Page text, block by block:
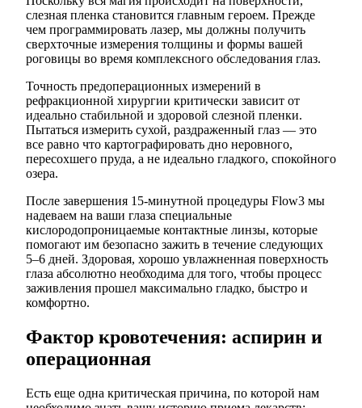
слезная пленка становится главным героем. Прежде
чем программировать лазер, мы должны получить
сверхточные измерения толщины и формы вашей
роговицы во время комплексного обследования глаз.
Точность предоперационных измерений в
рефракционной хирургии критически зависит от
идеально стабильной и здоровой слезной пленки.
Пытаться измерить сухой, раздраженный глаз — это
все равно что картографировать дно неровного,
пересохшего пруда, а не идеально гладкого, спокойного
озера.
После завершения 15-минутной процедуры Flow3 мы
надеваем на ваши глаза специальные
кислородопроницаемые контактные линзы, которые
помогают им безопасно зажить в течение следующих
5–6 дней. Здоровая, хорошо увлажненная поверхность
глаза абсолютно необходима для того, чтобы процесс
заживления прошел максимально гладко, быстро и
комфортно.
Фактор кровотечения: аспирин и
операционная
Есть еще одна критическая причина, по которой нам